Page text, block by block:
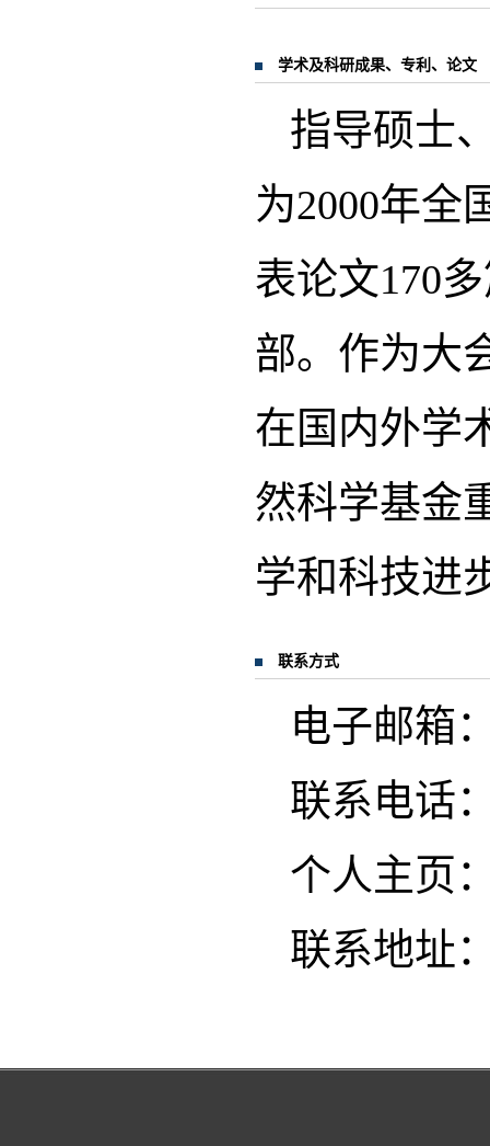
学术及科研成果、专利、论文
指导硕士
为2000年全
表论文170
部。作为大
在国内外学
然科学基金
学和科技进
联系方式
电子邮箱
联系电话
个人主页
联系地址